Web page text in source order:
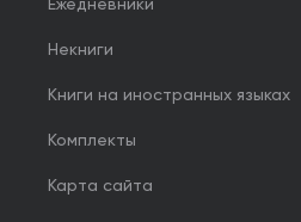
Ежедневники
Некниги
Книги на иностранных языках
Комплекты
Карта сайта